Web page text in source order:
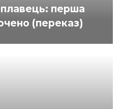
перша
(переказ)